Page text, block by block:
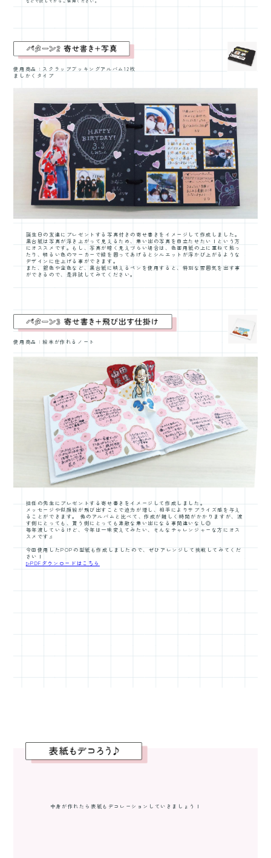
使用商品：スクラップブッキングアルバム12枚
ましかくタイプ
誕生日の友達にプレゼントする写真付きの寄せ書きをイメージして作成しました。
黒台紙は写真が浮き上がって見えるため、思い出の写真を目立たせたい！という方
にオススメです。もし、写真が暗く見えづらい場合は、色画用紙の上に重ねて貼っ
たり、明るい色のマーカーで縁を囲ってあげるとシルエットが浮かび上がるような
デザインに仕上げる事ができます。
また、銀色や金色など、黒台紙に映えるペンを使用すると、特別な雰囲気を出す事
ができるので、是非試してみてください。
使用商品：絵本が作れるノート
担任の先生にプレゼントする寄せ書きをイメージして作成しました。
メッセージや似顔絵が飛び出すことで迫力が増し、相手によりサプライズ感を 与え
ることができます。 他のアルバムと比べて、作成が難しく時間がかかりますが、渡
す側にとっても、貰う側にとっても素敵な思い出になる事間違いなし◎
毎年渡しているけど、今年は一味変えてみたい、そんなチャレンジャーな方にオス
スメです♫
今回使用したPOPの型紙も作成しましたので、ぜひアレンジして挑戦してみてくだ
さい！
▷PDFダウンロードはこちら
中身が作れたら表紙もデコレーションしていきましょう！